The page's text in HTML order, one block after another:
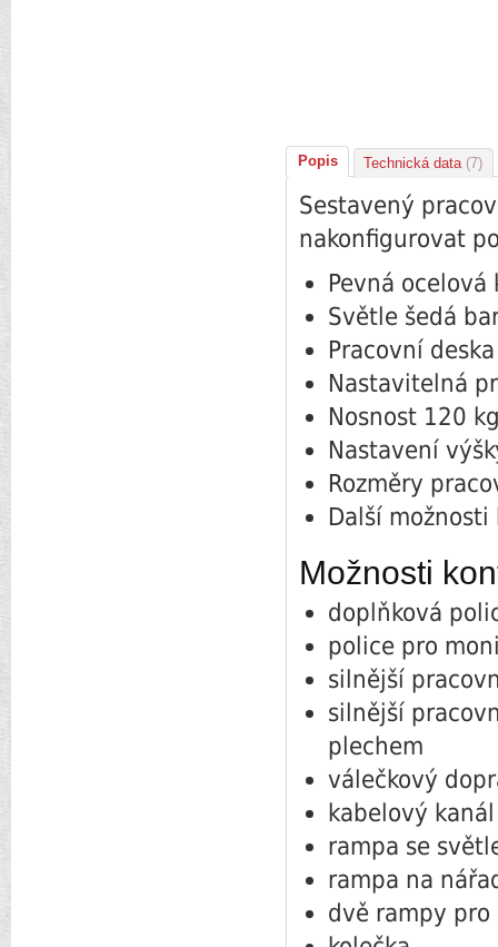
Popis Technická data (7)
Sestavený
nakonfigurovat
Pevná ocelová
Světle šedá
Pracovní
Nastavitelná
Nosnost 120
Nastavení
Rozměry
Další
Možnosti
doplňková
police pro
silnější
silnější
plechem
válečkový
kabelový
rampa se
rampa na
dvě rampy